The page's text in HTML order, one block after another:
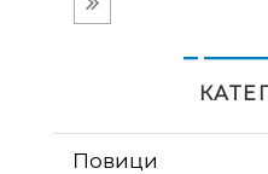
_
Повици